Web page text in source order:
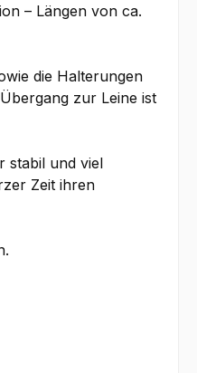
– Längen von ca.
die Halterungen
zur Leine ist
stabil und viel
Zeit ihren